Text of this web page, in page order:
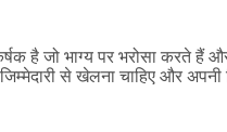
है जो भाग्य पर भरोसा करते हैं
से खेलना चाहिए और अपनी